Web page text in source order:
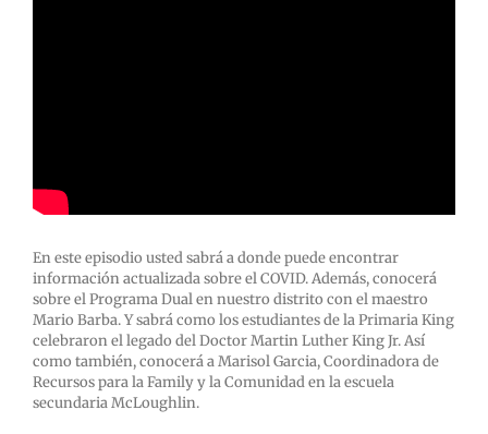
En este episodio usted sabrá a donde puede encontrar
información actualizada sobre el COVID. Además, conocerá
sobre el Programa Dual en nuestro distrito con el maestro
Mario Barba. Y sabrá como los estudiantes de la Primaria King
celebraron el legado del Doctor Martin Luther King Jr. Así
como también, conocerá a Marisol Garcia, Coordinadora de
Recursos para la Family y la Comunidad en la escuela
secundaria McLoughlin.